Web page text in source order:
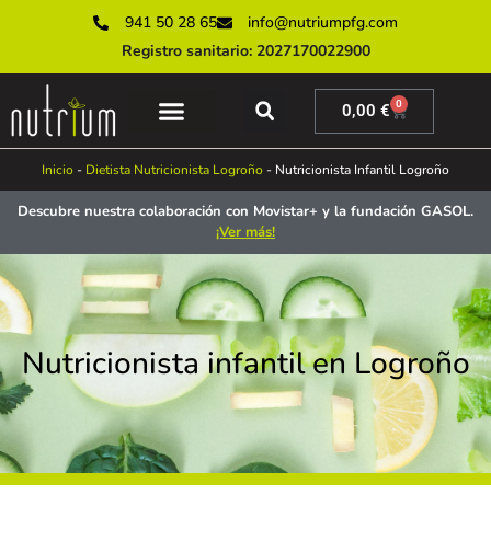
941 50 28 65
info@nutriumpfg.com
Registro sanitario: 2027170022900
0,00 € 0
Inicio - Dietista Nutricionista Logroño - Nutricionista Infantil Logroño
Descubre nuestra colaboración con Movistar+ y la fundación GASOL.
¡Ver más!
Nutricionista infantil en Logroño